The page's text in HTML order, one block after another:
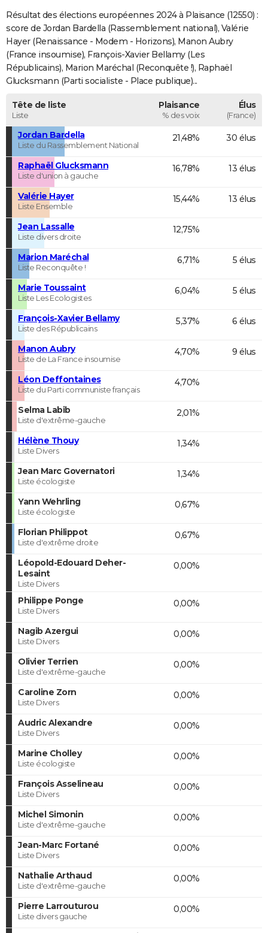
COPAINS D'AVANT
S'inscrire
Se connecter
Lycées
Collèges
Primaires
Universités
Entreprises
Service militaire
Avis de recherche
AVIS DE DÉCÈS
FORUM
Résultat des élections européennes 2024 à Plaisance (12550) :
score de Jordan Bardella (Rassemblement national), Valérie
Hayer (Renaissance - Modem - Horizons), Manon Aubry
(France insoumise), François-Xavier Bellamy (Les
Républicains), Marion Maréchal (Reconquête !), Raphaël
Glucksmann (Parti socialiste - Place publique)...
Tête de liste
Liste
Plaisance
% des voix
Élus
(France)
Jordan Bardella
Liste du Rassemblement National
21,48% 30 élus
Raphaël Glucksmann
Liste d'union à gauche
16,78% 13 élus
Valérie Hayer
Liste Ensemble
15,44% 13 élus
Jean Lassalle
Liste divers droite
12,75%
Marion Maréchal
Liste Reconquête !
6,71% 5 élus
Marie Toussaint
Liste Les Ecologistes
6,04% 5 élus
François-Xavier Bellamy
Liste des Républicains
5,37% 6 élus
Manon Aubry
Liste de La France insoumise
4,70% 9 élus
Léon Deffontaines
Liste du Parti communiste français
4,70%
Selma Labib
Liste d'extrême-gauche
2,01%
Hélène Thouy
Liste Divers
1,34%
Jean Marc Governatori
Liste écologiste
1,34%
Yann Wehrling
Liste écologiste
0,67%
Florian Philippot
Liste d'extrême droite
0,67%
Léopold-Edouard Deher-
Lesaint
Liste Divers
0,00%
Philippe Ponge
Liste Divers
0,00%
Nagib Azergui
Liste Divers
0,00%
Olivier Terrien
Liste d'extrême-gauche
0,00%
Caroline Zorn
Liste Divers
0,00%
Audric Alexandre
Liste Divers
0,00%
Marine Cholley
Liste écologiste
0,00%
François Asselineau
Liste Divers
0,00%
Michel Simonin
Liste d'extrême-gauche
0,00%
Jean-Marc Fortané
Liste Divers
0,00%
Nathalie Arthaud
Liste d'extrême-gauche
0,00%
Pierre Larrouturou
Liste divers gauche
0,00%